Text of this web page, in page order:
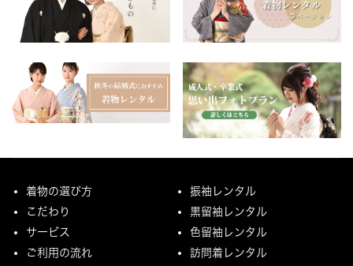
着物の選び方
こだわり
サービス
ご利用の流れ
振袖レンタル
黒留袖レンタル
色留袖レンタル
訪問着レンタル